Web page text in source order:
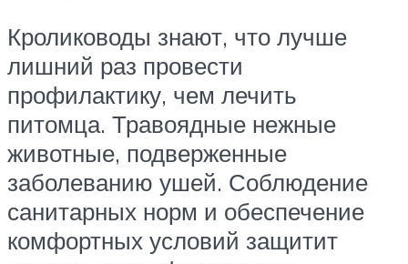
Кролиководы знают, что лучше
лишний раз провести
профилактику, чем лечить
питомца. Травоядные нежные
животные, подверженные
заболеванию ушей. Соблюдение
санитарных норм и обеспечение
комфортных условий защитит